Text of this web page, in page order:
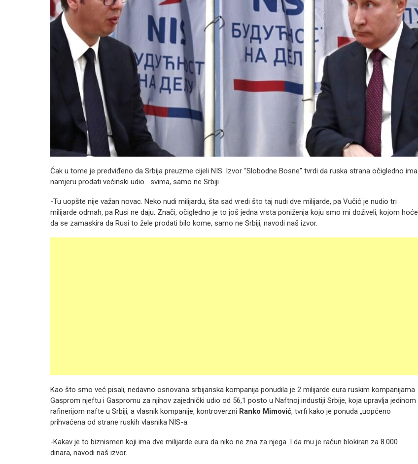
Čak u tome je predviđeno da Srbija preuzme cijeli NIS. Izvor “Slobodne Bosne” tvrdi da ruska strana očigledno ima
namjeru prodati većinski udio svima, samo ne Srbiji.
-Tu uopšte nije važan novac. Neko nudi milijardu, šta sad vredi što taj nudi dve milijarde, pa Vučić je nudio tri
milijarde odmah, pa Rusi ne daju. Znači, očigledno je to još jedna vrsta poniženja koju smo mi doživeli, kojom hoće
da se zamaskira da Rusi to žele prodati bilo kome, samo ne Srbiji, navodi naš izvor.
Kao što smo već pisali, nedavno osnovana srbijanska kompanija ponudila je 2 milijarde eura ruskim kompanijama
Gasprom njeftu i Gaspromu za njihov zajednički udio od 56,1 posto u Naftnoj industiji Srbije, koja upravlja jedinom
rafinerijom nafte u Srbiji, a vlasnik kompanije, kontroverzni Ranko Mimović, tvrfi kako je ponuda „uopćeno
prihvaćena od strane ruskih vlasnika NIS-a.
-Kakav je to biznismen koji ima dve milijarde eura da niko ne zna za njega. I da mu je račun blokiran za 8.000
dinara, navodi naš izvor.